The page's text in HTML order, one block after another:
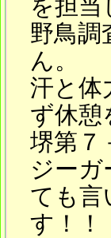
を担当
野鳥調
ん。
汗と体
ず休憩
堺第７
ジー
ても言
す！！